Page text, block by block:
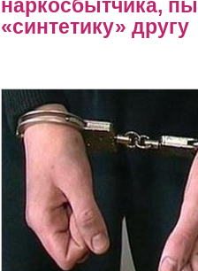
наркосбытчика,
«синтетику» другу